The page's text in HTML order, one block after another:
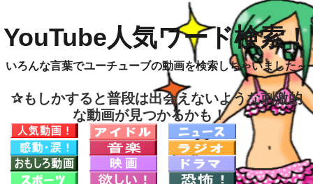
YouTube人気ワード検索！
いろんな言葉でユーチューブの動画を検索しちゃいました～
✰もしかすると普段は出会えないような刺激的
な動画が見つかるかも！